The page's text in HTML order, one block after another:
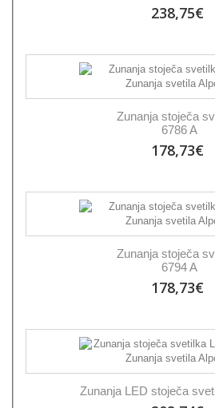
238,75€
Zunanja stoječa
6786 A
178,73€
Zunanja stoječa
6794 A
178,73€
Zunanja LED stoječa